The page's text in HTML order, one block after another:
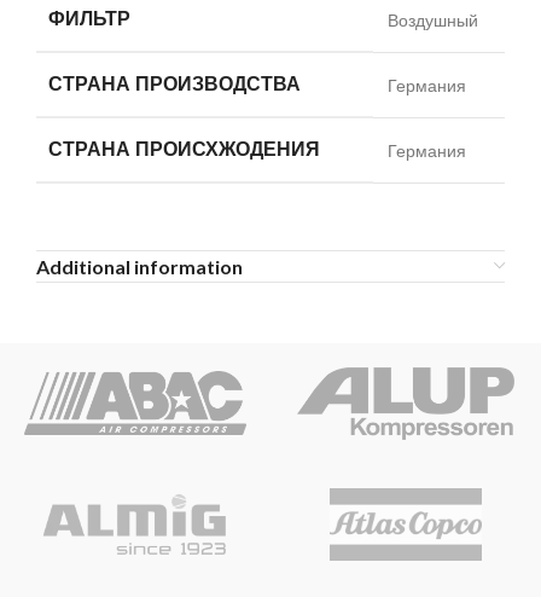
ФИЛЬТР Воздушный
СТРАНА ПРОИЗВОДСТВА Германия
СТРАНА ПРОИСХЖОДЕНИЯ Германия
Additional information